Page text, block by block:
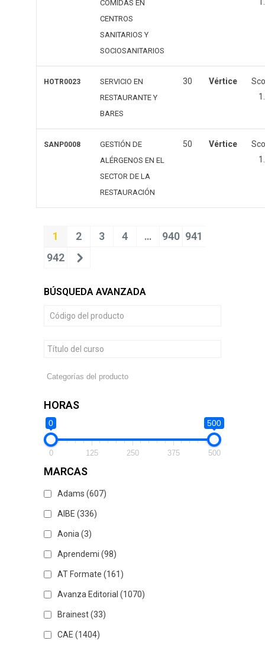
COMIDAS EN
CENTROS
SANITARIOS Y
SOCIOSANITARIOS
HOTR0023
SERVICIO EN
RESTAURANTE Y
BARES
30 Vértice
SANP0008
GESTIÓN DE
ALÉRGENOS EN EL
SECTOR DE LA
RESTAURACIÓN
50 Vértice
1 2 3 4 … 940 941
942
BÚSQUEDA AVANZADA
HORAS
0 500
0 125 250 375 500
MARCAS
Adams (607)
AIBE (336)
Aonia (3)
Aprendemi (98)
AT Formate (161)
Avanza Editorial (1070)
Brainest(33)
CAE (1404)